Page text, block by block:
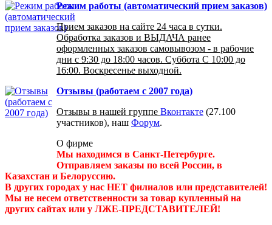
Режим работы (автоматический прием заказов)
Прием заказов на сайте 24 часа в сутки.
Обработка заказов и ВЫДАЧА ранее
оформленных заказов самовывозом - в рабочие
дни с 9:30 до 18:00 часов. Суббота С 10:00 до
16:00. Воскресенье выходной.
Отзывы (работаем с 2007 года)
Отзывы в нашей группе Вконтакте (27.100
участников), наш Форум.
О фирме
Мы находимся в Санкт-Петербурге.
Отправляем заказы по всей России, в
Казахстан и Белоруссию.
В других городах у нас НЕТ филиалов или представителей!
Мы не несем ответственности за товар купленный на
других сайтах или у ЛЖЕ-ПРЕДСТАВИТЕЛЕЙ!